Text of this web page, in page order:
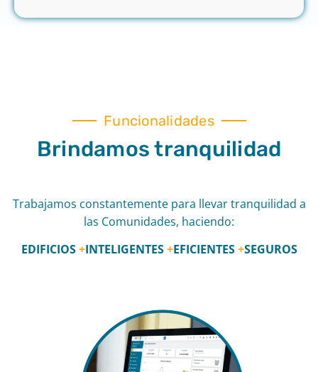
Funcionalidades
Brindamos tranquilidad
Trabajamos constantemente para llevar tranquilidad a
las Comunidades, haciendo:
EDIFICIOS+INTELIGENTES+EFICIENTES+SEGUROS